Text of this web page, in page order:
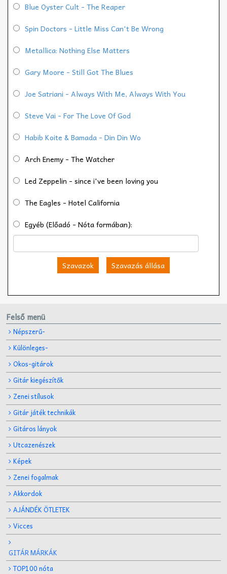
Blue Oyster Cult - The Reaper
Spin Doctors - Little Miss Can't Be Wrong
Metallica: Nothing Else Matters
Gary Moore - Still Got The Blues
Joe Satriani - Always With Me, Always With You
Steve Vai - For The Love Of God
Habib Koite & Bamada - Din Din Wo
Arch Enemy - The Watcher
Led Zeppelin - since i've been loving you
The Eagles - Hotel California
Egyéb (Előadó - Nóta formában):
Szavazok Szavazás állása
Felső menü
Népszerű-
Különleges-
Okos-gitárok
Gitár kiegészítők
Zenei stílusok
Gitár játék technikák
Gitáros lányok
Utcazenészek
Képek
Zenei fogalmak
Akkordok
AJÁNDÉK ÖTLETEK
Vicces
GITÁR MÁRKÁK
TOP100 nóta